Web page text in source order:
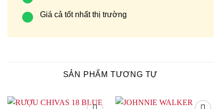
Giá cả tốt nhất thị trường
SẢN PHẨM TƯƠNG TỰ